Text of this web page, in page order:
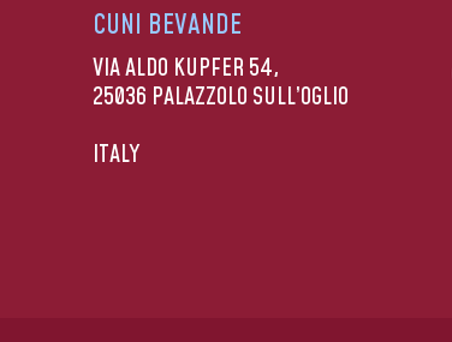
CUNI BEVANDE
VIA ALDO KUPFER 54,
25036 PALAZZOLO SULL’OGLIO
ITALY